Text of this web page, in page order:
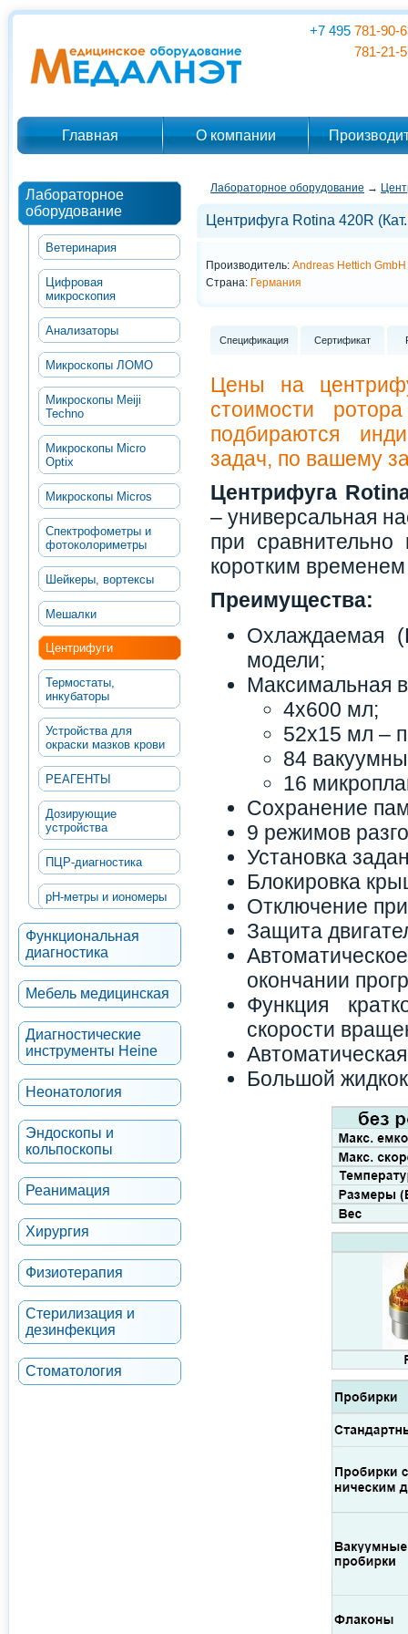
+7 495 781-90-
781-21-
Главная О компании
Лабораторное
оборудование
Ветеринария
Цифровая
микроскопия
Анализаторы
Микроскопы ЛОМО
Микроскопы Meiji
Techno
Микроскопы Micro
Optix
Микроскопы Micros
Спектрофометры и
фотоколориметры
Шейкеры, вортексы
Мешалки
Центрифуги
Термостаты,
инкубаторы
Устройства для
окраски мазков крови
РЕАГЕНТЫ
Дозирующие
устройства
ПЦР-диагностика
рН-метры и иономеры
Функциональная
диагностика
Мебель медицинская
Диагностические
инструменты Heine
Неонатология
Эндоскопы и
кольпоскопы
Реанимация
Хирургия
Физиотерапия
Стерилизация и
дезинфекция
Стоматология
Лабораторное оборудование →
Центрифуга Rotina 420R
Производитель: Andreas Hettich GmbH
Страна: Германия
Спецификация Сертификат
Цены на
стоимости
подбираются
задач, по вашему
Центрифуга
– универсальная
при
коротким
Преимущества:
Охлаждаемая
модели;
Максимальная
4x600 мл;
52x15 мл –
84
16
Сохранение
9 режимов
Установка
Блокировка
Отключение
Защита
окончании
Функция
скорости
Большой